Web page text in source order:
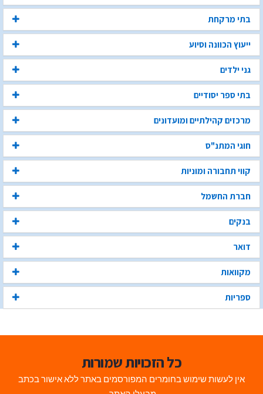
בתי מרקחת
ייעוץ הכוונה וסיוע
גני ילדים
בתי ספר יסודיים
מרכזים קהילתיים ומועדונים
חוגי המתנ"ס
קווי תחבורה ומוניות
חברת החשמל
בנקים
דואר
מקוואות
ספריות
כל הזכויות שמורות
אין לעשות שימוש בחומרים המפורסמים באתר ללא אישור בכתב